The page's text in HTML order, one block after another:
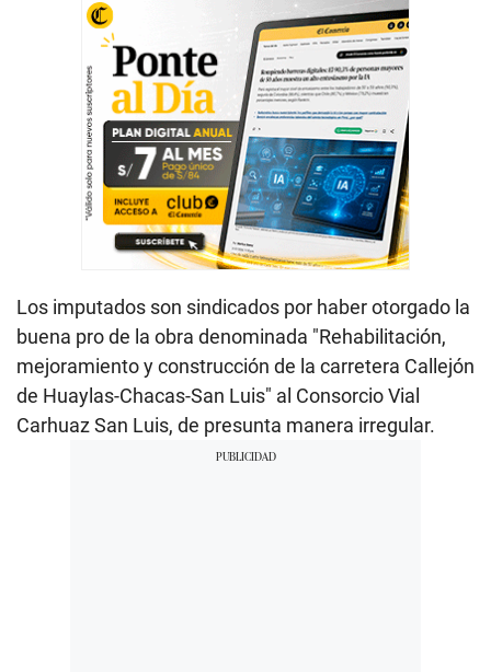
Los imputados son sindicados por haber otorgado la
buena pro de la obra denominada "Rehabilitación,
mejoramiento y construcción de la carretera Callejón
de Huaylas-Chacas-San Luis" al Consorcio Vial
Carhuaz San Luis, de presunta manera irregular.